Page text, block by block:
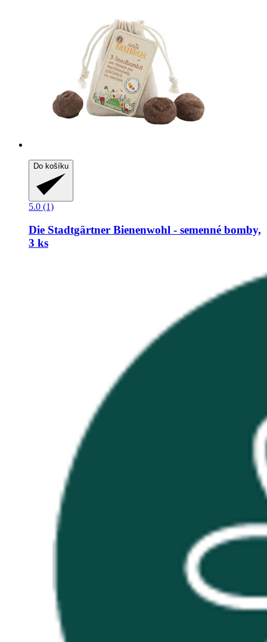
Do košíku
5.0 (1)
Die Stadtgärtner Bienenwohl -​ semenné bomby,
3 ks